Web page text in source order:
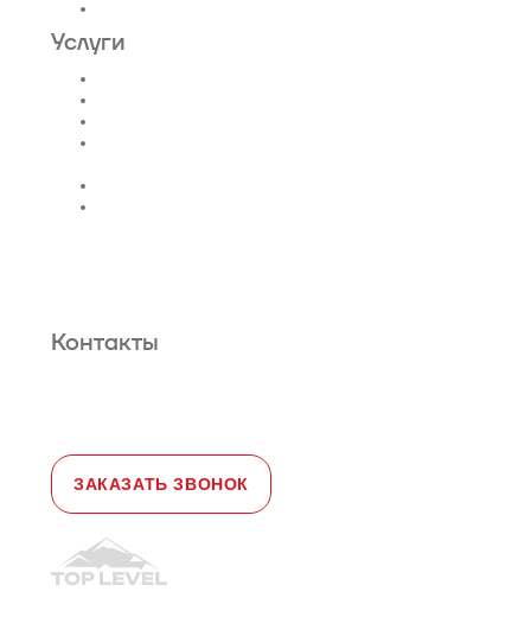
Услуги
Контакты
ЗАКАЗАТЬ ЗВОНОК